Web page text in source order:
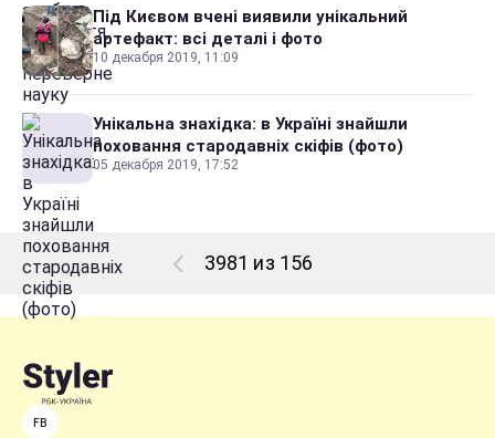
Під Києвом вчені виявили унікальний
артефакт: всі деталі і фото
10 декабря 2019, 11:09
Унікальна знахідка: в Україні знайшли
поховання стародавніх скіфів (фото)
05 декабря 2019, 17:52
3981 из 156
FB